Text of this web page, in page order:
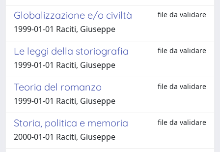
Globalizzazione e/o civiltà file da validare
1999-01-01 Raciti, Giuseppe
Le leggi della storiografia file da validare
1999-01-01 Raciti, Giuseppe
Teoria del romanzo file da validare
1999-01-01 Raciti, Giuseppe
Storia, politica e memoria file da validare
2000-01-01 Raciti, Giuseppe